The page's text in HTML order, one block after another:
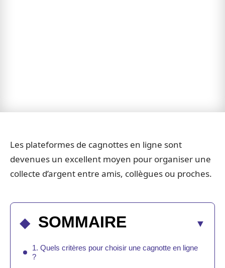
Les plateformes de cagnottes en ligne sont
devenues un excellent moyen pour organiser une
collecte d’argent entre amis, collègues ou proches.
SOMMAIRE
1. Quels critères pour choisir une cagnotte en ligne
?